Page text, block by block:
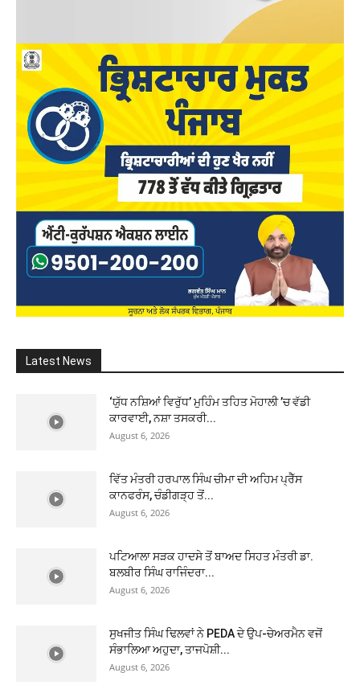
Latest News
‘ਯੁੱਧ ਨਸ਼ਿਆਂ ਵਿਰੁੱਧ’ ਮੁਹਿੰਮ ਤਹਿਤ ਮੋਹਾਲੀ ’ਚ ਵੱਡੀ
ਕਾਰਵਾਈ, ਨਸ਼ਾ ਤਸਕਰੀ...
August 6, 2026
ਵਿੱਤ ਮੰਤਰੀ ਹਰਪਾਲ ਸਿੰਘ ਚੀਮਾ ਦੀ ਅਹਿਮ ਪ੍ਰੈੱਸ
ਕਾਨਫਰੰਸ, ਚੰਡੀਗੜ੍ਹ ਤੋਂ...
August 6, 2026
ਪਟਿਆਲਾ ਸੜਕ ਹਾਦਸੇ ਤੋਂ ਬਾਅਦ ਸਿਹਤ ਮੰਤਰੀ ਡਾ.
ਬਲਬੀਰ ਸਿੰਘ ਰਾਜਿੰਦਰਾ...
August 6, 2026
ਸੁਖਜੀਤ ਸਿੰਘ ਢਿਲਵਾਂ ਨੇ PEDA ਦੇ ਉਪ-ਚੇਅਰਮੈਨ ਵਜੋਂ
ਸੰਭਾਲਿਆ ਅਹੁਦਾ, ਤਾਜਪੋਸ਼ੀ...
August 6, 2026